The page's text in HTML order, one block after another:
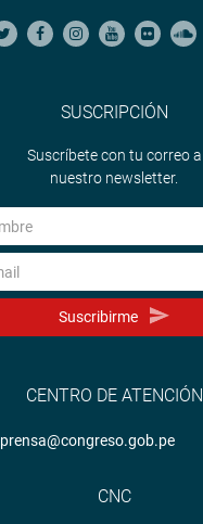
SUSCRIPCIÓN
Suscríbete con tu correo a
nuestro newsletter.
Suscribirme
CENTRO DE ATENCIÓN
prensa@congreso.gob.pe
CNC